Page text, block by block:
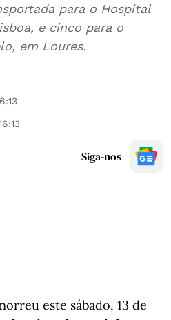
para o Hospital
e cinco para o
em Loures.
Siga-nos
este sábado, 13 de